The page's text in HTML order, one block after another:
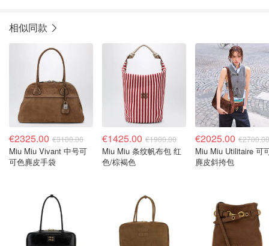
相似同款
€2325.00 €3100.00
Miu Miu Vivant 中号可
可色麂皮手袋
€1425.00 €1900.00
Miu Miu 条纹帆布包 红
色/棕褐色
€2025.00 €2700.00
Miu Miu Utilitaire 可
麂皮斜挎包